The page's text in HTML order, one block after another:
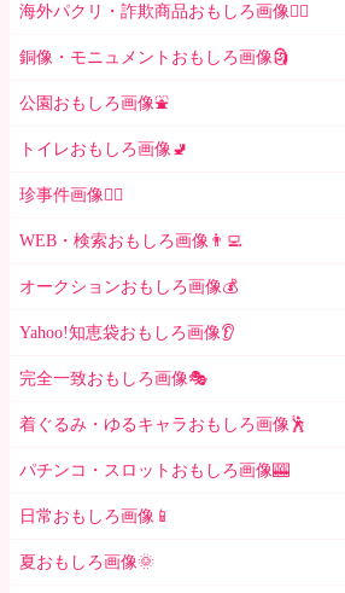
海外パクリ・詐欺商品おもしろ画像🙅‍♀️
銅像・モニュメントおもしろ画像🗿
公園おもしろ画像⛲️
トイレおもしろ画像🚽
珍事件画像👮‍♂️
WEB・検索おもしろ画像👨‍💻
オークションおもしろ画像💰
Yahoo!知恵袋おもしろ画像👂
完全一致おもしろ画像🎭
着ぐるみ・ゆるキャラおもしろ画像🕺
パチンコ・スロットおもしろ画像🎰
日常おもしろ画像📱
夏おもしろ画像🌞